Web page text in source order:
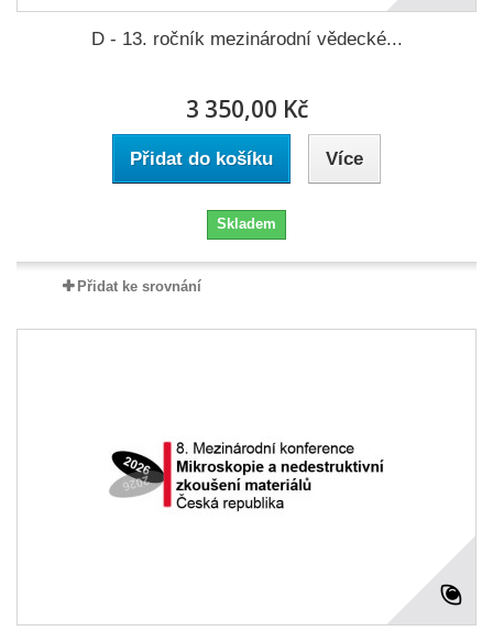
D - 13. ročník mezinárodní vědecké...
3 350,00 Kč
Přidat do košíku Více
Skladem
Přidat ke srovnání